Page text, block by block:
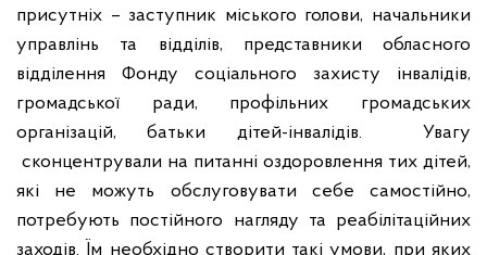
присутніх – заступник міського голови, начальники
управлінь та відділів, представники обласного
відділення Фонду соціального захисту інвалідів,
громадської ради, профільних громадських
організацій, батьки дітей-інвалідів.
Увагу
сконцентрували на питанні оздоровлення тих дітей,
які не можуть обслуговувати себе самостійно,
потребують постійного нагляду та реабілітаційних
заходів. Їм необхідно створити такі умови, при яких